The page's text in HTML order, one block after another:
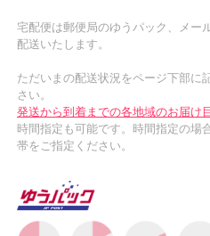
宅配便は郵便局のゆうパック、メー
配送いたします。
ただいまの配送状況をページ下部に
さい。
発送から到着までの各地域のお届け
時間指定も可能です。時間指定の場
帯をご指定ください。